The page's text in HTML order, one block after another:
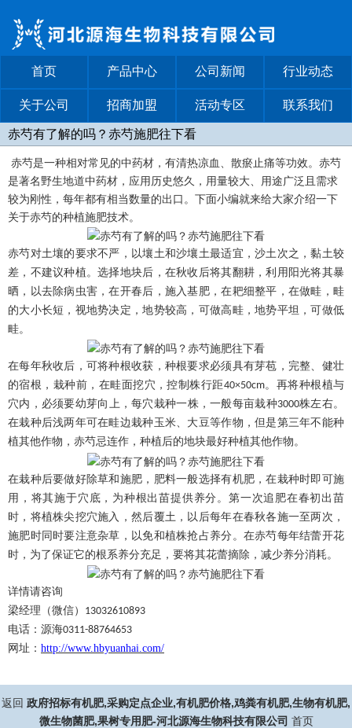
首页 产品中心 公司新闻 行业动态
关于公司 招商加盟 活动专区 联系我们
赤芍有了解的吗？赤芍施肥往下看
赤芍是一种相对常见的中药材，有清热凉血、散瘀止痛等功效。赤芍
是著名野生地道中药材，应用历史悠久，用量较大、用途广泛且需求
较为刚性，每年都有相当数量的出口。下面小编就来给大家介绍一下
关于赤芍的种植施肥技术。
赤芍对土壤的要求不严，以壤土和沙壤土最适宜，沙土次之，黏土较
差，不建议种植。选择地块后，在秋收后将其翻耕，利用阳光将其暴
晒，以去除病虫害，在开春后，施入基肥，在耙细整平，在做畦，畦
的大小长短，视地势决定，地势较高，可做高畦，地势平坦，可做低
畦。
在每年秋收后，可将种根收获，种根要求必须具有芽苞，完整、健壮
的宿根，栽种前，在畦面挖穴，控制株行距40×50cm。再将种根植与
穴内，必须要幼芽向上，每穴栽种一株，一般每亩栽种3000株左右。
在栽种后浅两年可在畦边栽种玉米、大豆等作物，但是第三年不能种
植其他作物，赤芍忌连作，种植后的地块最好种植其他作物。
在栽种后要做好除草和施肥，肥料一般选择有机肥 ，在栽种时即可施
用，将其施于穴底，为种根出苗提供养分。第一次追肥在春初出苗
时，将植株尖挖穴施入，然后覆土，以后每年在春秋各施一至两次，
施肥时同时要注意杂草，以免和植株抢占养分。在赤芍每年结蕾开花
时，为了保证它的根系养分充足，要将其花蕾摘除，减少养分消耗。
详情请咨询
梁经理（微信） 13032610893
电话：源海0311-88764653
网址： http://www.hbyuanhai.com/
返回 政府招标有机肥,采购定点企业,有机肥价格,鸡粪有机肥,生物有机肥,
微生物菌肥,果树专用肥-河北源海生物科技有限公司 首页